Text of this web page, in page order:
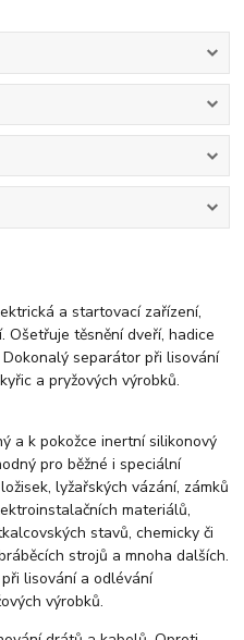
a startovací zařízení,
Ošetřuje těsnění dveří, hadice
separátor při lisování
a pryžových výrobků.
a k pokožce inertní silikonový
pro běžné i speciální
lyžařských vázání, zámků
materiálů,
stavů, chemicky či
strojů a mnoha dalších.
lisování a odlévání
výrobků.